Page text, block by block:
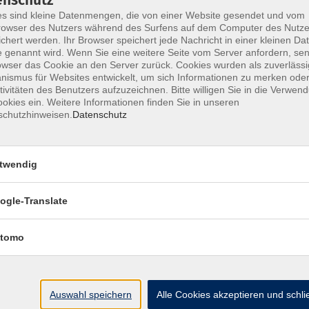
und Restaurator für Holz und leitet auch die
der Erlanger Kulturvereine.
sind kleine Datenmengen, die von einer Website gesendet und vom
des Nutzers während des Surfens auf dem Computer des
werden. Ihr Browser speichert jede Nachricht in einer kleinen
genannt wird. Wenn Sie eine weitere Seite vom Server anfordern,
das Cookie an den Server zurück. Cookies wurden als
für Websites entwickelt, um sich Informationen zu merken
des Benutzers aufzuzeichnen. Bitte willigen Sie in die
ein. Weitere Informationen finden Sie in unseren
Datenschutz
Translate
Auswahl speichern Alle Cookies akzeptieren und